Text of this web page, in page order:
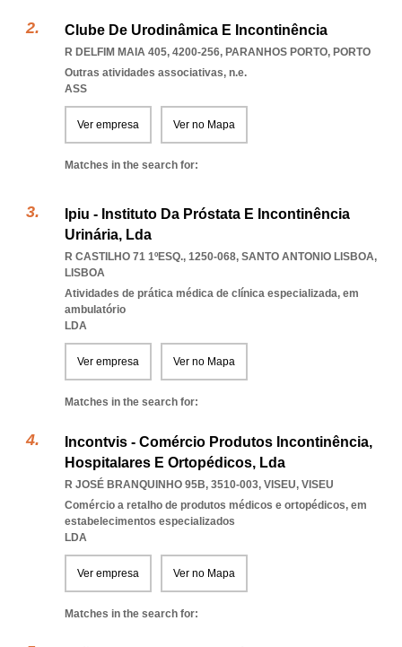
Clube De Urodinâmica E Incontinência
R DELFIM MAIA 405, 4200-256, PARANHOS PORTO, PORTO
Outras atividades associativas, n.e.
ASS
Ver empresa Ver no Mapa
Matches in the search for:
Ipiu - Instituto Da Próstata E Incontinência
Urinária, Lda
R CASTILHO 71 1ºESQ., 1250-068, SANTO ANTONIO LISBOA,
LISBOA
Atividades de prática médica de clínica especializada, em
ambulatório
LDA
Ver empresa Ver no Mapa
Matches in the search for:
Incontvis - Comércio Produtos Incontinência,
Hospitalares E Ortopédicos, Lda
R JOSÉ BRANQUINHO 95B, 3510-003, VISEU, VISEU
Comércio a retalho de produtos médicos e ortopédicos, em
estabelecimentos especializados
LDA
Ver empresa Ver no Mapa
Matches in the search for: